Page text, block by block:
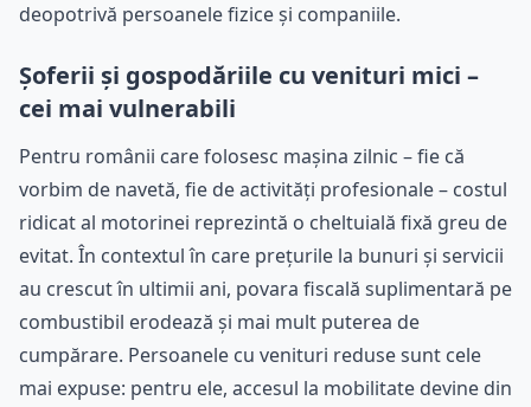
deopotrivă persoanele fizice și companiile.
Șoferii și gospodăriile cu venituri mici –
cei mai vulnerabili
Pentru românii care folosesc mașina zilnic – fie că
vorbim de navetă, fie de activități profesionale – costul
ridicat al motorinei reprezintă o cheltuială fixă greu de
evitat. În contextul în care prețurile la bunuri și servicii
au crescut în ultimii ani, povara fiscală suplimentară pe
combustibil erodează și mai mult puterea de
cumpărare. Persoanele cu venituri reduse sunt cele
mai expuse: pentru ele, accesul la mobilitate devine din